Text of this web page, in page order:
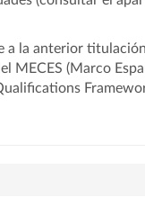
a la anterior
MECES (Marco